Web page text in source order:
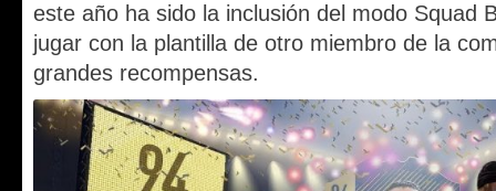
este año ha sido la inclusión del modo Squad
jugar con la plantilla de otro miembro de la
grandes recompensas.